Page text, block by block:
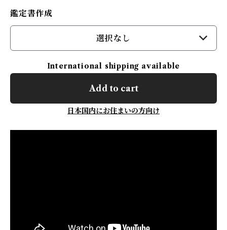
鑑定書作成
選択なし
International shipping available
Add to cart
日本国内にお住まいの方向け